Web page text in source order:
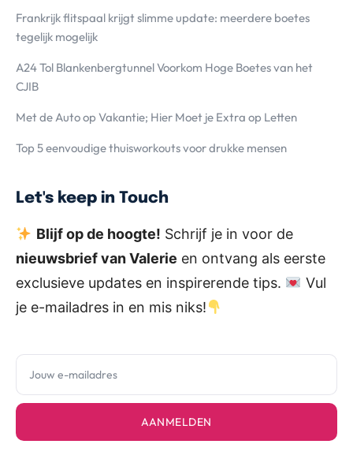
Frankrijk flitspaal krijgt slimme update: meerdere boetes
tegelijk mogelijk
A24 Tol Blankenbergtunnel Voorkom Hoge Boetes van het
CJIB
Met de Auto op Vakantie; Hier Moet je Extra op Letten
Top 5 eenvoudige thuisworkouts voor drukke mensen
Let's keep in Touch
Blijf op de hoogte! Schrijf je in voor de
nieuwsbrief van Valerie en ontvang als eerste
exclusieve updates en inspirerende tips.
Vul
je e-mailadres in en mis niks!
AANMELDEN